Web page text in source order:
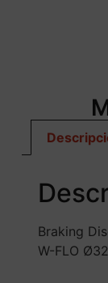
Braking
W-FLO